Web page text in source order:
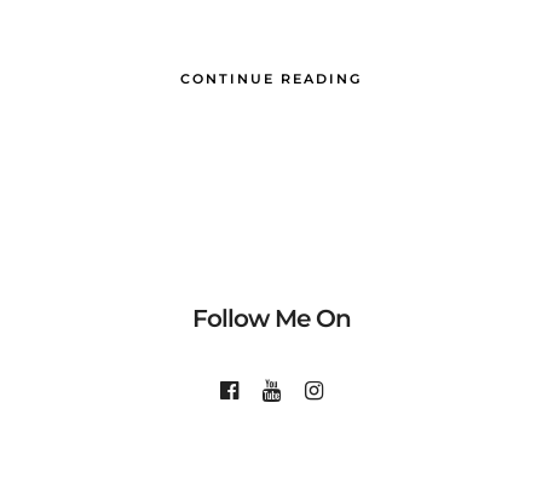
CONTINUE READING
Follow Me On